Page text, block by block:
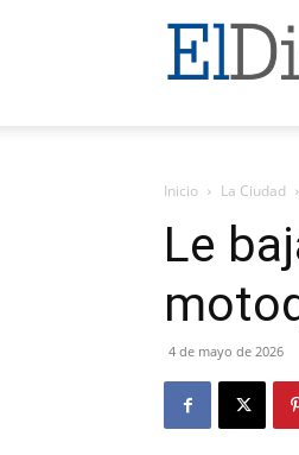
El
Digital
Neuquen
Inicio La Ciudad
Le
4 de mayo de 2026